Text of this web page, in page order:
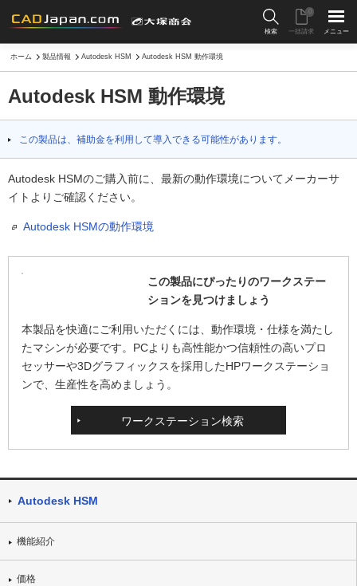
検索 一括請求
0
メニュー
ホーム 製品情報 Autodesk HSM Autodesk HSM 動作環境
Autodesk HSM 動作環境
この製品は、補助金を利用して導入できる可能性があります。
Autodesk HSMのご購入前に、最新の動作環境についてメーカーサ
イトよりご確認ください。
Autodesk HSMの動作環境
この製品にぴったりのワークステー
ションを見つけましょう
本製品を快適にご利用いただくには、動作環境・仕様を満たし
たマシンが必要です。PCよりも高性能かつ信頼性の高いプロ
セッサーや3Dグラフィックスを採用したHPワークステーショ
ンで、生産性を高めましょう。
ワークステーション検索
Autodesk HSM
機能紹介
価格